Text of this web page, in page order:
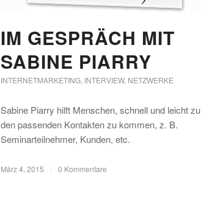
IM GESPRÄCH MIT
SABINE PIARRY
INTERNETMARKETING, INTERVIEW, NETZWERKE
Sabine Piarry hilft Menschen, schnell und leicht zu
den passenden Kontakten zu kommen, z. B.
Seminarteilnehmer, Kunden, etc.
März 4, 2015 0 Kommentare